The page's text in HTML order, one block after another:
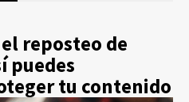
reposteo de
puedes
tu contenido